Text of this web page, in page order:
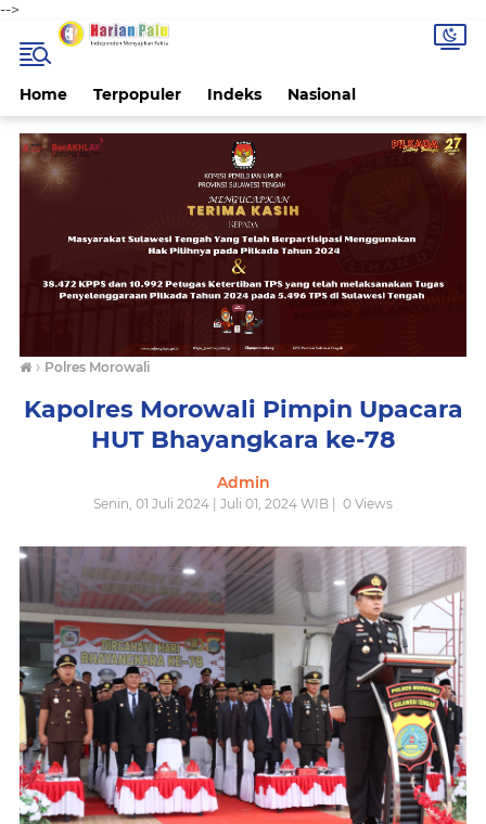
-->
Home Terpopuler Indeks Nasional
› Polres Morowali
Kapolres Morowali Pimpin Upacara
HUT Bhayangkara ke-78
Admin
Senin, 01 Juli 2024 | Juli 01, 2024 WIB | 0 Views